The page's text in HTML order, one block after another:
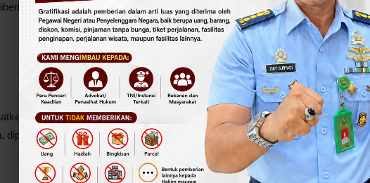
kepada:
telah memberikan afirmasi bagi penyandang disabilitas untuk
dipersembahkan kepada: